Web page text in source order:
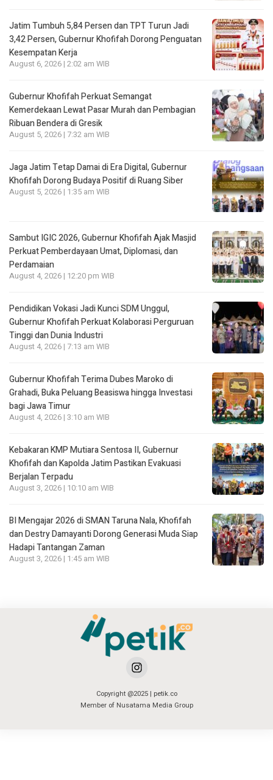
Jatim Tumbuh 5,84 Persen dan TPT Turun Jadi
3,42 Persen, Gubernur Khofifah Dorong Penguatan
Kesempatan Kerja
August 6, 2026 | 2:02 am WIB
Gubernur Khofifah Perkuat Semangat
Kemerdekaan Lewat Pasar Murah dan Pembagian
Ribuan Bendera di Gresik
August 5, 2026 | 7:32 am WIB
Jaga Jatim Tetap Damai di Era Digital, Gubernur
Khofifah Dorong Budaya Positif di Ruang Siber
August 5, 2026 | 1:35 am WIB
Sambut IGIC 2026, Gubernur Khofifah Ajak Masjid
Perkuat Pemberdayaan Umat, Diplomasi, dan
Perdamaian
August 4, 2026 | 12:20 pm WIB
Pendidikan Vokasi Jadi Kunci SDM Unggul,
Gubernur Khofifah Perkuat Kolaborasi Perguruan
Tinggi dan Dunia Industri
August 4, 2026 | 7:13 am WIB
Gubernur Khofifah Terima Dubes Maroko di
Grahadi, Buka Peluang Beasiswa hingga Investasi
bagi Jawa Timur
August 4, 2026 | 3:10 am WIB
Kebakaran KMP Mutiara Sentosa II, Gubernur
Khofifah dan Kapolda Jatim Pastikan Evakuasi
Berjalan Terpadu
August 3, 2026 | 10:10 am WIB
BI Mengajar 2026 di SMAN Taruna Nala, Khofifah
dan Destry Damayanti Dorong Generasi Muda Siap
Hadapi Tantangan Zaman
August 3, 2026 | 1:45 am WIB
Copyright @2025 | petik.co
Member of Nusatama Media Group